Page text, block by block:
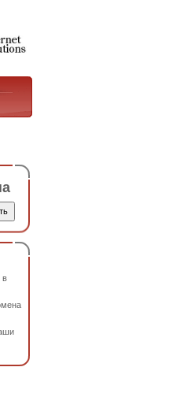
в